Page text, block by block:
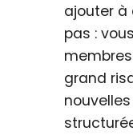
ajouter à
pas :
grand